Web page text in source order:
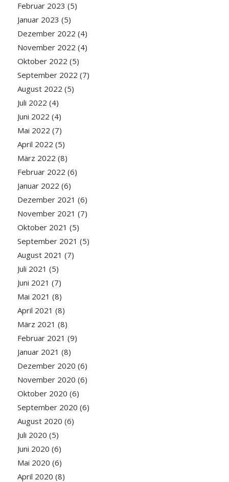
Februar 2023 (5)
Januar 2023 (5)
Dezember 2022 (4)
November 2022 (4)
Oktober 2022 (5)
September 2022 (7)
August 2022 (5)
Juli 2022 (4)
Juni 2022 (4)
Mai 2022 (7)
April 2022 (5)
März 2022 (8)
Februar 2022 (6)
Januar 2022 (6)
Dezember 2021 (6)
November 2021 (7)
Oktober 2021 (5)
September 2021 (5)
August 2021 (7)
Juli 2021 (5)
Juni 2021 (7)
Mai 2021 (8)
April 2021 (8)
März 2021 (8)
Februar 2021 (9)
Januar 2021 (8)
Dezember 2020 (6)
November 2020 (6)
Oktober 2020 (6)
September 2020 (6)
August 2020 (6)
Juli 2020 (5)
Juni 2020 (6)
Mai 2020 (6)
April 2020 (8)